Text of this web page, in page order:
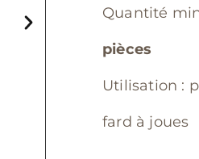
Quantité
pièces
Utilisation :
fard à joues